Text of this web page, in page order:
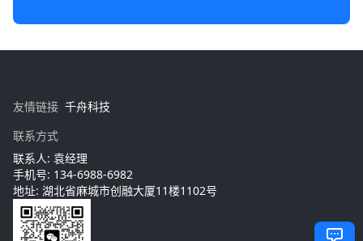
友情链接 千舟科技
联系方式
联系人: 袁经理
手机号: 134-6988-6982
地址: 湖北省麻城市创融大厦11楼1102号